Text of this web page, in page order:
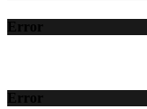
Error
Error